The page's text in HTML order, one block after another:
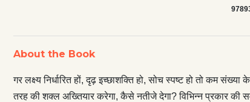
करती है।
फिर
About the Book
गर लक्ष्य निर्धारित हों, दृढ़ इच्छाशक्ति हो, सोच स्पष्ट हो तो कम
तरह की शक्ल अख्तियार करेगा, कैसे नतीजे देगा? विभिन्न प्रकार की